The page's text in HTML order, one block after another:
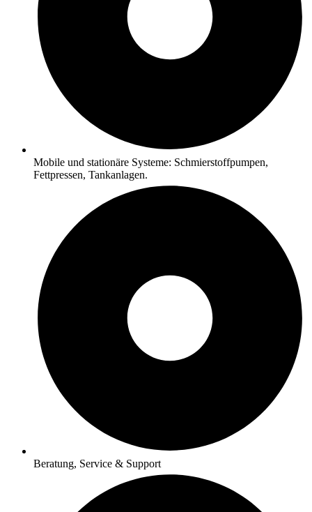
Mobile und stationäre Systeme: Schmierstoffpumpen,
Fettpressen, Tankanlagen.
Beratung, Service & Support